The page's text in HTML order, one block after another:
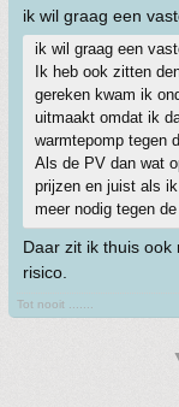
ik wil graag een
ik wil graag een
Ik heb ook zitten
gereken kwam ik
uitmaakt omdat ik
warmtepomp tegen
Als de PV dan wat
prijzen en juist als
meer nodig tegen
Daar zit ik thuis
risico.
Tot nooit .......